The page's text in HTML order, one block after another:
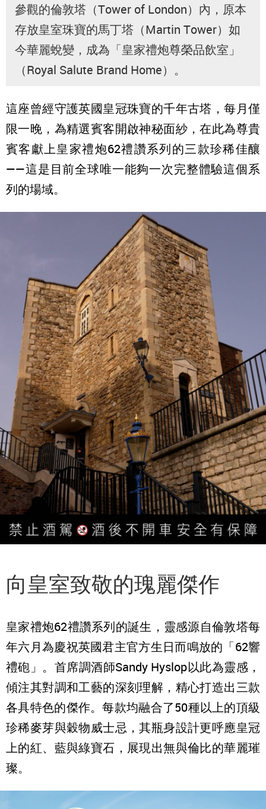
參觀的倫敦塔（Tower of London）內，原本
存放皇室珠寶的馬丁塔（Martin Tower）如
今華麗蛻變，成為「皇家禮炮尊榮品飲室」
（Royal Salute Brand Home）。
這座曾經守護英國皇冠珠寶的千年古塔，每月僅
限一晚，為精選賓客開啟神秘面紗，在此為尊貴
賓客獻上皇家禮炮62禮讚系列的三款珍稀佳釀
——這是目前全球唯一能夠一次完整體驗這個系
列的場域。
向皇室致敬的瑰麗傑作
皇家禮炮62禮讚系列的誕生，靈感源自倫敦塔每
年六月為慶祝英國君主官方生日而鳴放的「62響
禮砲」。首席調酒師Sandy Hyslop以此為靈感，
傾注其對調和工藝的深刻理解，精心打造出三款
各具特色的傑作。每款均融合了50種以上的頂級
珍稀麥芽與穀物威士忌，其瓶身設計更呼應皇冠
上的紅、藍與綠寶石，展現出無與倫比的華麗璀
璨。